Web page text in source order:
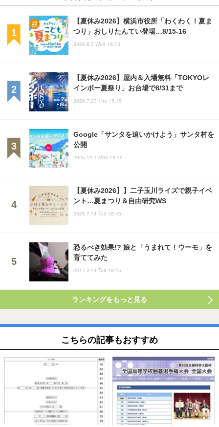
【夏休み2026】横浜市役所「わくわく！夏ま
つり」おしりたんてい登場…8/15-16
2026.8.5 Wed 18:15
【夏休み2026】屋内＆入場無料「TOKYOレ
インボー夏祭り」お台場で8/31まで
2026.7.23 Thu 15:15
Google「サンタを追いかけよう」サンタ村を
公開
2025.12.1 Mon 19:15
【夏休み2026】】二子玉川ライズで親子イベ
ント…夏まつり＆自由研究WS
2026.7.14 Tue 18:45
恐るべき効果!? 娘と「うまれて！ウーモ」を
育ててみた
2017.2.14 Tue 18:45
ランキングをもっと見る
こちらの記事もおすすめ